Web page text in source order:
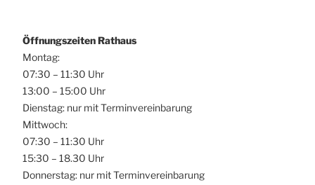
Öffnungszeiten Rathaus
Montag:
07:30 – 11:30 Uhr
13:00 – 15:00 Uhr
Dienstag: nur mit Terminvereinbarung
Mittwoch:
07:30 – 11:30 Uhr
15:30 – 18.30 Uhr
Donnerstag: nur mit Terminvereinbarung